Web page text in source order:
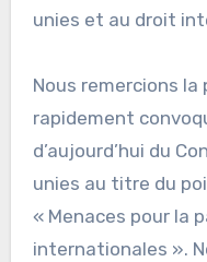
unies et au droit
Nous remercions la
rapidement
d’aujourd’hui du
unies au titre du
« Menaces pour la
internationales ».